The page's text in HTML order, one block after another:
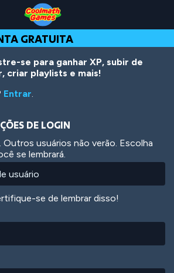
GRATUITA
se para ganhar XP, subir de
criar playlists e mais!
Entrar.
DE LOGIN
Outros usuários não verão. Escolha
se lembrará.
se de lembrar disso!